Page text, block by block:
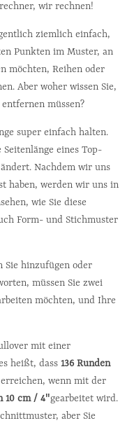
wir rechnen!
Punkten im Muster, an
möchten, Reihen oder
Aber woher wissen Sie,
müssen?
eines Top-
Nachdem wir uns
haben, werden wir uns in
wie Sie diese
Form- und Stichmuster
Sie hinzufügen oder
müssen Sie zwei
möchten, und Ihre
heißt, dass 136 Runden
wenn mit der
10 cm / 4" gearbeitet wird.
aber Sie